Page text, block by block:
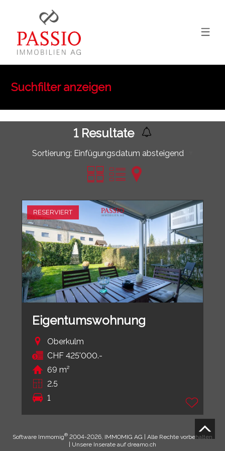
Suchfilter anzeigen
1Resultate
Sortierung: Einfügungsdatum absteigend
RESERVIERT
Eigentumswohnung
Oberkulm
CHF 425'000.-
69 m²
2.5
1
Software Immomig® 2004-2026, IMMOMIG AG | Alle Rechte vorbehalten
| Unsere Inserate auf dreamo.ch